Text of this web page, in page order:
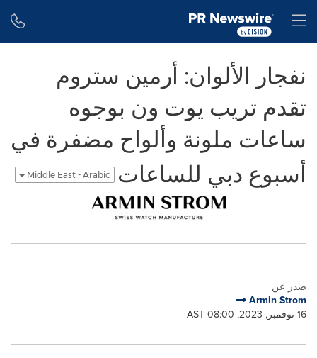
نفجار الألوان: أرمين ستروم
تقدم تريب يوت ون بوجوه
ساعات ملونة وألواح مضفرة في
أسبوع دبي للساعات
Middle East - Arabic
صدر عن
Armin Strom
16 نوفمبر, 2023, 08:00 AST